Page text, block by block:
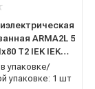
ARMA2L 5
Т2 IEK IEK
ZS-10-080)
упаковке/
упаковке: 1 шт